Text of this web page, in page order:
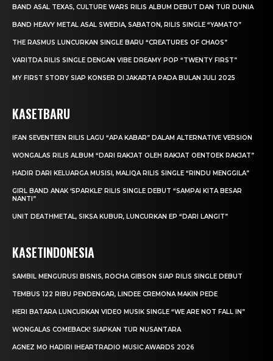
BAND ASAL TEXAS, CULTURE WARS RILIS ALBUM DEBUT DAN TUR DUNIA
BAND HEAVY METAL ASAL SWEDIA, SABATON, RILIS SINGLE “YAMATO”
THE RASMUS LUNCURKAN SINGLE BARU “CREATURES OF CHAOS”
VARITDA RILIS SINGLE DENGAN VIBE DREAMY POP “TWENTY FIRST”
MY FIRST STORY SIAP KONSER DI JAKARTA PADA BULAN JULI 2025
KASETBARU
IFAN SEVENTEEN RILIS LAGU “APA KABAR” DALAM ALTERNATIVE VERSION
WONGALAS RILIS ALBUM “DARI RAKJAT OLEH RAKJAT OENTOEK RAKJAT”
HADIR DARI KELUARGA MUSISI, MALIQA RILIS SINGLE “RINDU MENGGILA”
GIRL BAND ANAK ‘SPARKLE’ RILIS SINGLE DEBUT “SAMPAI KITA BESAR
NANTI”
UNIT DEATHMETAL, SIKSA KUBUR, LUNCURKAN EP “DARI LANGIT”
KASETINDONESIA
SAMBIL MENGURUSI BISNIS, ROCHA GIBSON SIAP RILIS SINGLE DEBUT
TEMBUS 122 RIBU PENDENGAR, LINDEE CREMONA MAKIN PEDE
HERI BATARA LUNCURKAN VIDEO MUSIK SINGLE “WE ARE NOT FALL IN”
WONGALAS COMEBACK! SIAPKAN TUR NUSANTARA
AGNEZ MO HADIRI IHEARTRADIO MUSIC AWARDS 2026